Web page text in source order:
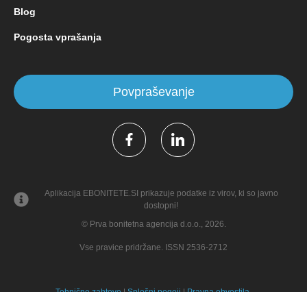
Blog
Pogosta vprašanja
Povpraševanje
Aplikacija EBONITETE.SI prikazuje podatke iz virov, ki so javno
dostopni!
© Prva bonitetna agencija d.o.o., 2026.
Vse pravice pridržane. ISSN 2536-2712